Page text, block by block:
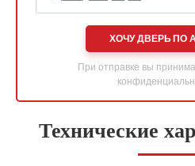
ХОЧУ ДВЕРЬ ПО
При отправке вы
Технические